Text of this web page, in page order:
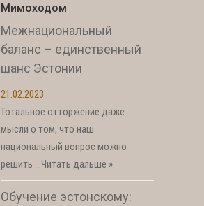
Мимоходом
Межнациональный
баланс – единственный
шанс Эстонии
21.02.2023
Тотальное отторжение даже
мысли о том, что наш
национальный вопрос можно
решить …Читать дальше »
Обучение эстонскому: